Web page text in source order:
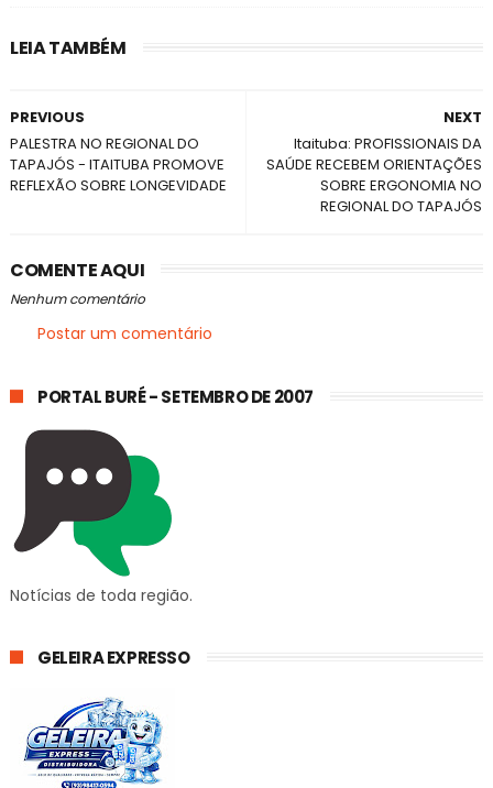
LEIA TAMBÉM
NEXT
Itaituba: PROFISSIONAIS DA
SAÚDE RECEBEM ORIENTAÇÕES
SOBRE ERGONOMIA NO
REGIONAL DO TAPAJÓS
PREVIOUS
PALESTRA NO REGIONAL DO
TAPAJÓS - ITAITUBA PROMOVE
REFLEXÃO SOBRE LONGEVIDADE
COMENTE AQUI
Nenhum comentário
Postar um comentário
PORTAL BURÉ - SETEMBRO DE 2007
Notícias de toda região.
GELEIRA EXPRESSO